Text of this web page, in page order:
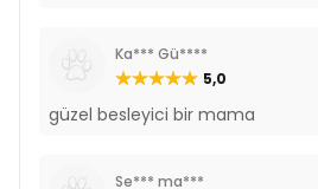
Ka*** Gü****
5,0
güzel besleyici bir mama
Se*** ma***